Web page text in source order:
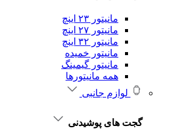
مانیتور ۲۳ اینچ
مانیتور ۲۷ اینچ
مانیتور ۳۲ اینچ
مانیتور خمیده
مانیتور گیمینگ
همه مانیتورها
لوازم جانبی
گجت های پوشیدنی